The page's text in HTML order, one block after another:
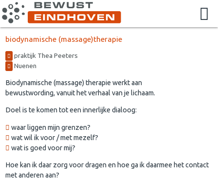
biodynamische (massage)therapie
praktijk Thea Peeters
Nuenen
Biodynamische (massage) therapie werkt aan
bewustwording, vanuit het verhaal van je lichaam.
Doel is te komen tot een innerlijke dialoog:
waar liggen mijn grenzen?
wat wil ik voor / met mezelf?
wat is goed voor mij?
Hoe kan ik daar zorg voor dragen en hoe ga ik daarmee het contact
met anderen aan?